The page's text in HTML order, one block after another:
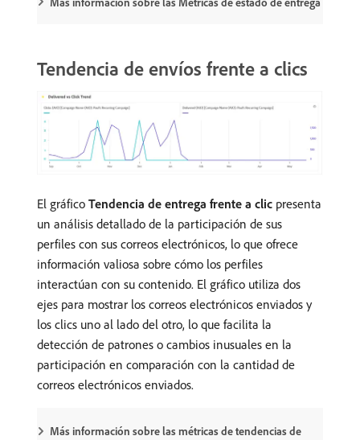
Tendencia de envíos frente a clics
El gráfico Tendencia de entrega frente a clic presenta
un análisis detallado de la participación de sus
perfiles con sus correos electrónicos, lo que ofrece
información valiosa sobre cómo los perfiles
interactúan con su contenido. El gráfico utiliza dos
ejes para mostrar los correos electrónicos enviados y
los clics uno al lado del otro, lo que facilita la
detección de patrones o cambios inusuales en la
participación en comparación con la cantidad de
correos electrónicos enviados.
Más información sobre las métricas de tendencias de